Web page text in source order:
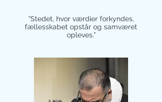
”Stedet, hvor værdier forkyndes,
fællesskabet opstår og samværet
opleves.”